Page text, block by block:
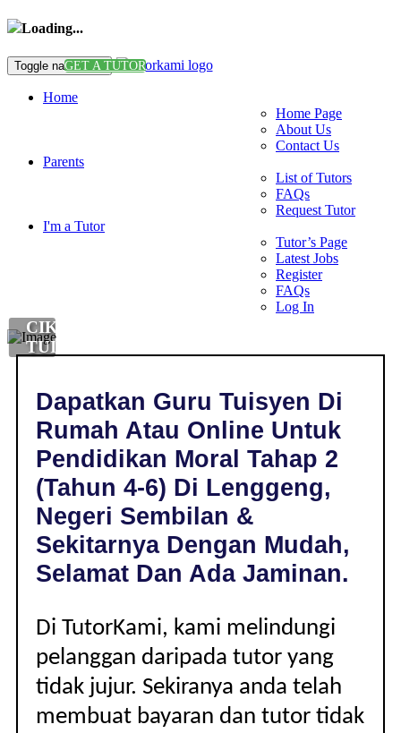
Loading...
Toggle navigationGET A TUTOR
Home
Home Page
About Us
Contact Us
Parents
List of Tutors
FAQs
Request Tutor
I'm a Tutor
Tutor’s Page
Latest Jobs
Register
FAQs
Log In
CIKGU
TUISYEN
DI
LENGGENG,
NEGERI
SEMBILAN
TAHAP
(TAHUN
4-
6)
Dapatkan Guru Tuisyen Di
Rumah Atau Online Untuk
Pendidikan Moral Tahap 2
(Tahun 4-6) Di Lenggeng,
Negeri Sembilan &
Sekitarnya Dengan Mudah,
Selamat Dan Ada Jaminan.
Di TutorKami, kami melindungi
pelanggan daripada tutor yang
tidak jujur. Sekiranya anda telah
membuat bayaran dan tutor tidak